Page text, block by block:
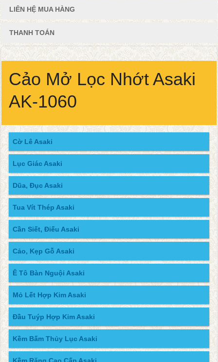
LIÊN HỆ MUA HÀNG
THANH TOÁN
Cảo Mở Lọc Nhớt Asaki
AK-1060
Cờ Lê Asaki
Lục Giác Asaki
Dũa, Đục Asaki
Tua Vít Thép Asaki
Cần Siết, Điếu Asaki
Cảo, Kẹp Gỗ Asaki
Ê Tô Bàn Nguội Asaki
Mỏ Lết Hợp Kim Asaki
Đầu Tuýp Hợp Kim Asaki
Kềm Bấm Thủy Lục Asaki